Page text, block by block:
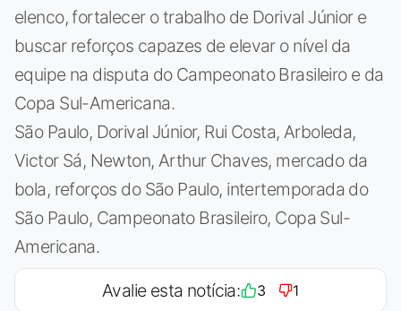
elenco, fortalecer o trabalho de Dorival Júnior e
buscar reforços capazes de elevar o nível da
equipe na disputa do Campeonato Brasileiro e da
Copa Sul-Americana.
São Paulo, Dorival Júnior, Rui Costa, Arboleda,
Victor Sá, Newton, Arthur Chaves, mercado da
bola, reforços do São Paulo, intertemporada do
São Paulo, Campeonato Brasileiro, Copa Sul-
Americana.
Avalie esta notícia: 3 1